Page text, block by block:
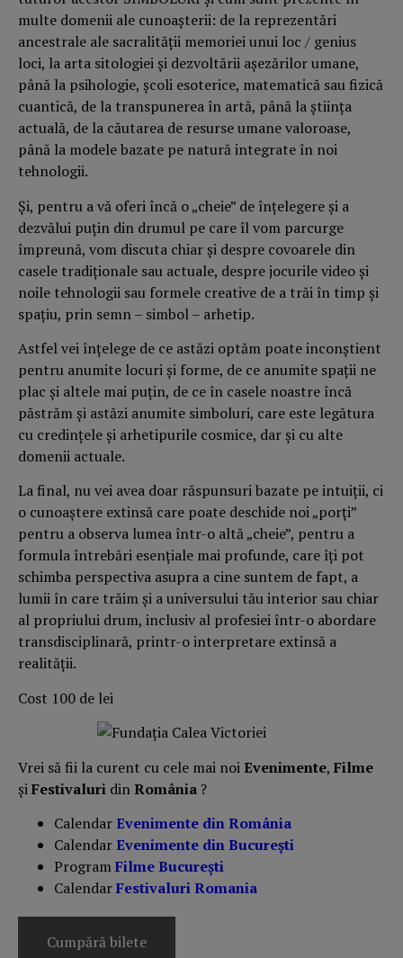
multe domenii ale cunoaşterii: de la reprezentări
ancestrale ale sacralităţii memoriei unui loc / genius
loci, la arta sitologiei şi dezvoltării aşezărilor umane,
până la psihologie, şcoli esoterice, matematică sau fizică
cuantică, de la transpunerea în artă, până la ştiinţa
actuală, de la căutarea de resurse umane valoroase,
până la modele bazate pe natură integrate în noi
tehnologii.
Şi, pentru a vă oferi încă o „cheie” de înţelegere şi a
dezvălui puţin din drumul pe care îl vom parcurge
împreună, vom discuta chiar şi despre covoarele din
casele tradiţionale sau actuale, despre jocurile video şi
noile tehnologii sau formele creative de a trăi în timp şi
spaţiu, prin semn – simbol – arhetip.
Astfel vei înţelege de ce astăzi optăm poate inconştient
pentru anumite locuri şi forme, de ce anumite spaţii ne
plac şi altele mai puţin, de ce în casele noastre încă
păstrăm şi astăzi anumite simboluri, care este legătura
cu credinţele şi arhetipurile cosmice, dar şi cu alte
domenii actuale.
La final, nu vei avea doar răspunsuri bazate pe intuiţii, ci
o cunoaştere extinsă care poate deschide noi „porţi”
pentru a observa lumea într-o altă „cheie”, pentru a
formula întrebări esenţiale mai profunde, care îţi pot
schimba perspectiva asupra a cine suntem de fapt, a
lumii în care trăim şi a universului tău interior sau chiar
al propriului drum, inclusiv al profesiei într-o abordare
transdisciplinară, printr-o interpretare extinsă a
realităţii.
Cost 100 de lei
Vrei să fii la curent cu cele mai noiEvenimente, Filme
șiFestivaluri dinRomânia ?
CalendarEvenimente din România
CalendarEvenimente din București
ProgramFilme București
CalendarFestivaluri Romania
Cumpără bilete